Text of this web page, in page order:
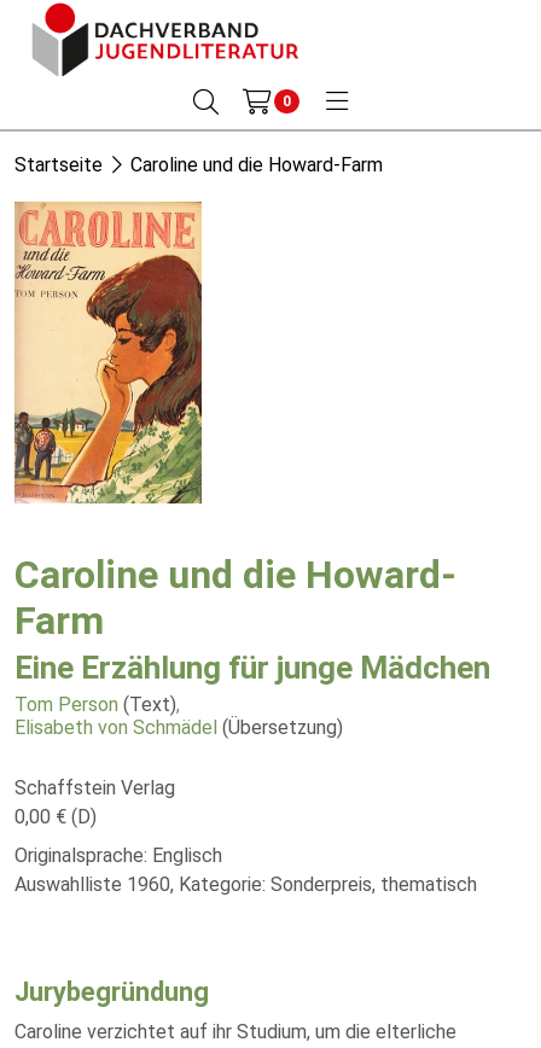
0
Startseite Caroline und die Howard-Farm
Caroline und die Howard-
Farm
Eine Erzählung für junge Mädchen
Tom Person (Text),
Elisabeth von Schmädel (Übersetzung)
Schaffstein Verlag
0,00 € (D)
Originalsprache: Englisch
Auswahlliste 1960, Kategorie: Sonderpreis, thematisch
Jurybegründung
Caroline verzichtet auf ihr Studium, um die elterliche